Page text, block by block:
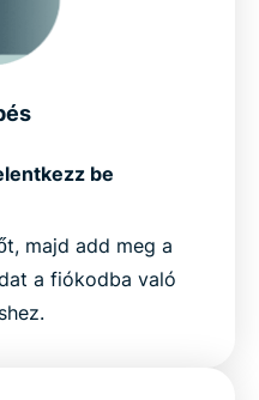
be
majd add meg a
a fiókodba való